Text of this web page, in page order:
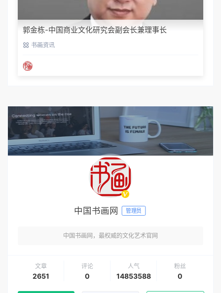
郭金栋-中国商业文化研究会副会长兼理事长
书画资讯
中国书画网 管理员
中国书画网，最权威的文化艺术官网
文章
2651
评论
0
人气
14853588
粉丝
0